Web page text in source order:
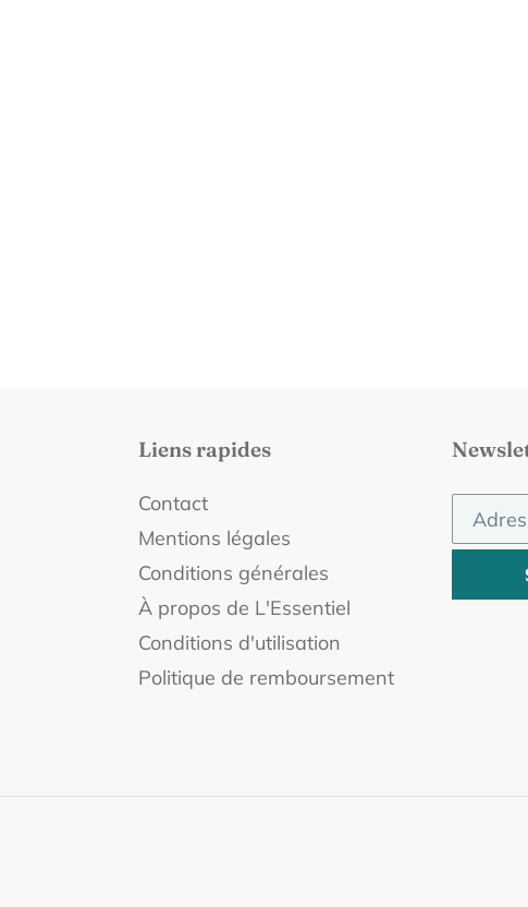
Liens rapides
Contact
Mentions légales
Conditions générales
À propos de L'Essentiel
Conditions d'utilisation
Politique de remboursement